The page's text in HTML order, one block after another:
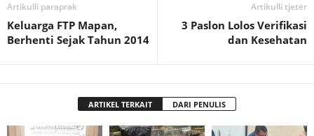
Artikulli paraprak
Keluarga FTP Mapan,
Berhenti Sejak Tahun 2014
Artikulli tjetër
3 Paslon Lolos Verifikasi
dan Kesehatan
ARTIKEL TERKAIT DARI PENULIS